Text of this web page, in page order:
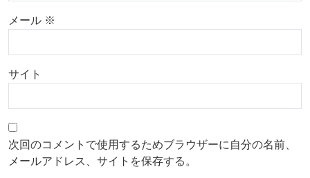
メール ※
サイト
次回のコメントで使用するためブラウザーに自分の名前、
メールアドレス、サイトを保存する。